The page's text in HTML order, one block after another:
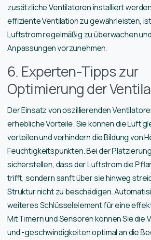
zusätzliche Ventilatoren installiert
effiziente Ventilation zu gewährleisten,
Luftstrom regelmäßig zu überwachen
Anpassungen vorzunehmen.
6. Experten-Tipps zur
Optimierung der
Der Einsatz von oszillierenden
erhebliche Vorteile. Sie können die Luft
verteilen und verhindern die Bildung von
Feuchtigkeitspunkten. Bei der
sicherstellen, dass der Luftstrom die
trifft, sondern sanft über sie hinweg
Struktur nicht zu beschädigen.
weiteres Schlüsselelement für eine
Mit Timern und Sensoren können Sie die
und -geschwindigkeiten optimal an die